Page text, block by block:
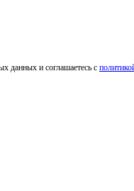
данных и соглашаетесь с